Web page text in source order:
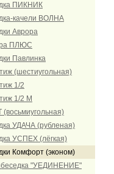
ПИКНИК
качели ВОЛНА
Аврора
ПЛЮС
Павлинка
(шестиугольная)
1/2
1/2 М
УДАЧА (рубленая)
УСПЕХ (лёгкая)
Комфорт (эконом)
"УЕДИНЕНИЕ"